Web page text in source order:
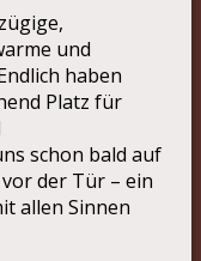
und
haben
Platz für
schon bald auf
der Tür – ein
allen Sinnen